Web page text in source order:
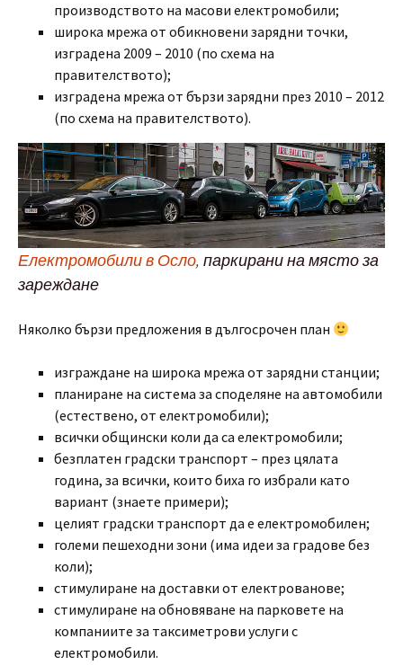
производството на масови електромобили;
широка мрежа от обикновени зарядни точки,
изградена 2009 – 2010 (по схема на
правителството);
изградена мрежа от бързи зарядни през 2010 – 2012
(по схема на правителството).
Електромобили в Осло, паркирани на място за
зареждане
Няколко бързи предложения в дългосрочен план
изграждане на широка мрежа от зарядни станции;
планиране на система за споделяне на автомобили
(естествено, от електромобили);
всички общински коли да са електромобили;
безплатен градски транспорт – през цялата
година, за всички, които биха го избрали като
вариант (знаете примери);
целият градски транспорт да е електромобилен;
големи пешеходни зони (има идеи за градове без
коли);
стимулиране на доставки от електрованове;
стимулиране на обновяване на парковете на
компаниите за таксиметрови услуги с
електромобили.